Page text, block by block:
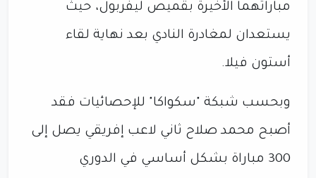
مباراتهما الأخيرة بقميص ليفربول، حيث
يستعدان لمغادرة النادي بعد نهاية لقاء
أستون فيلا.
وبحسب شبكة "سكواكا" للإحصائيات فقد
أصبح محمد صلاح ثاني لاعب إفريقي يصل إلى
300 مباراة بشكل أساسي في الدوري